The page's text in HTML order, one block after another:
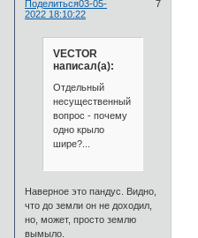
Поделиться 7
03-05-
2022 18:10:22
VECTOR
написал(а):
Отдельный
несущественный
вопрос - почему
одно крыло
шире?...
Наверное это пандус. Видно,
что до земли он не доходил,
но, может, просто землю
вымыло.